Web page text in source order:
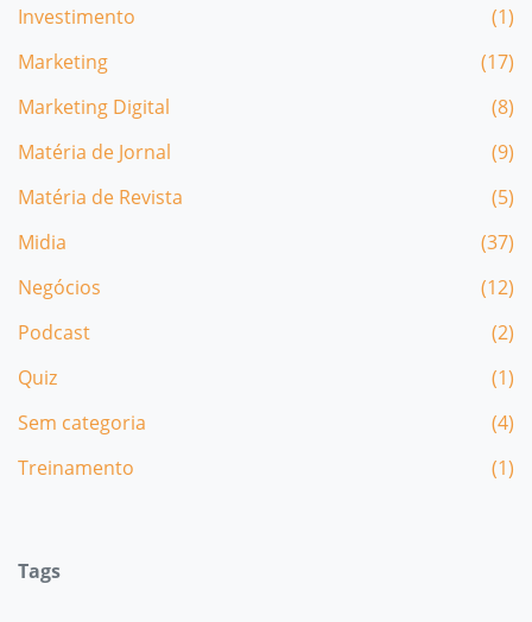
Investimento
(1)
Marketing
(17)
Marketing Digital
(8)
Matéria de Jornal
(9)
Matéria de Revista
(5)
Midia
(37)
Negócios
(12)
Podcast
(2)
Quiz
(1)
Sem categoria
(4)
Treinamento
(1)
Tags